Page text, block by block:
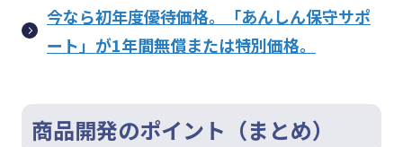
今なら初年度優待価格。「あんしん保守サポ
ート」が1年間無償または特別価格。
商品開発のポイント（まとめ）